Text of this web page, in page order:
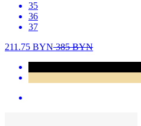
35
36
37
211.75 BYN385BYN